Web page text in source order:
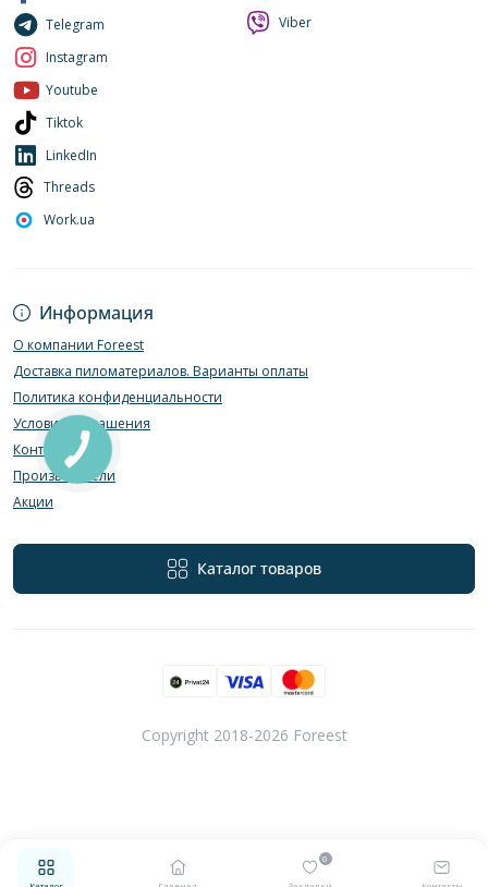
0
Информация
О компании Foreest
Доставка пиломатериалов. Варианты оплаты
Политика конфиденциальности
Условия соглашения
Контакты
Производители
Акции
Каталог товаров
Telegram
Instagram
Youtube
Tiktok
LinkedIn
Threads
Work.ua
Viber
Copyright 2018-2026 Foreest